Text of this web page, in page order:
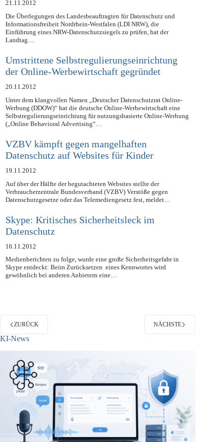
21.11.2012
Die Überlegungen des Landesbeauftragten für Datenschutz und
Informationsfreiheit Nordrhein-Westfalen (LDI NRW), die
Einführung eines NRW-Datenschutzsiegels zu prüfen, hat der
Umstrittene Selbstregulierungseinrichtung
der Online-Werbewirtschaft gegründet
20.11.2012
Unter dem klangvollen Namen „Deutscher Datenschutzrat Online-
Werbung (DDOW)“ hat die deutsche Online-Werbewirtschaft eine
Selbstregulierungseinrichtung für nutzungsbasierte Online-Werbung
VZBV kämpft gegen mangelhaften
Datenschutz auf Websites für Kinder
19.11.2012
Auf über der Hälfte der begutachteten Websites stellte der
Verbraucherzentrale Bundesverband (VZBV) Verstöße gegen
Skype: Kritisches Sicherheitsleck im
Datenschutz
16.11.2012
Medienberichten zu folge, wurde eine große Sicherheitsgefahr in
Skype entdeckt: Beim Zurücksetzen eines Kennwortes wird
ZURÜCK
KI-News